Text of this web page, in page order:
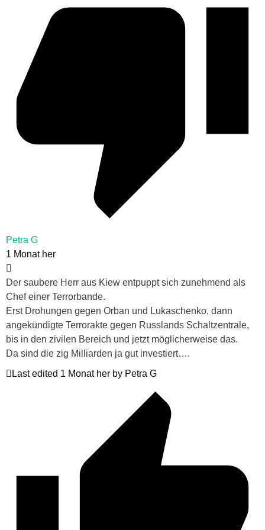
Petra G
1 Monat her
Der saubere Herr aus Kiew entpuppt sich zunehmend als
Chef einer Terrorbande.
Erst Drohungen gegen Orban und Lukaschenko, dann
angekündigte Terrorakte gegen Russlands Schaltzentrale,
bis in den zivilen Bereich und jetzt möglicherweise das.
Da sind die zig Milliarden ja gut investiert….
Last edited 1 Monat her by Petra G